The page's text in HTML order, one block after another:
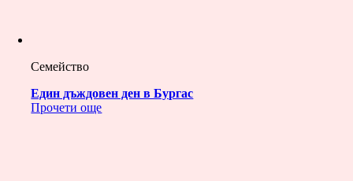
Семейство
Един дъждовен ден в Бургас
Прочети още